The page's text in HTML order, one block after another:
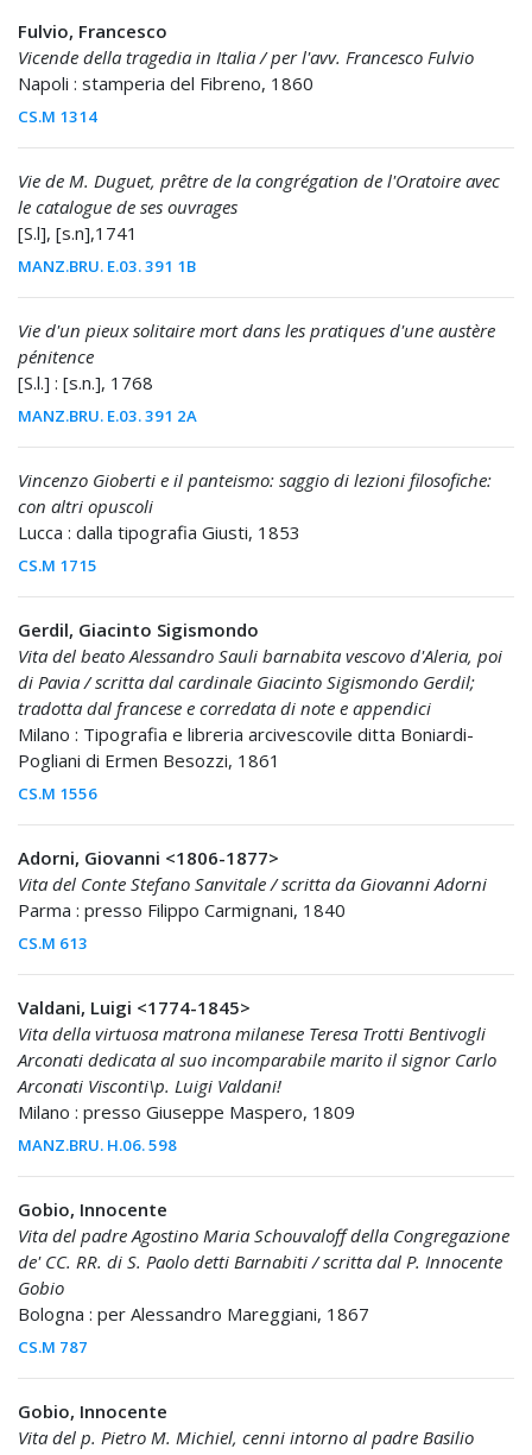
Fulvio, Francesco
Vicende della tragedia in Italia / per l'avv. Francesco Fulvio
Napoli : stamperia del Fibreno, 1860
CS.M 1314
Vie de M. Duguet, prêtre de la congrégation de l'Oratoire avec
le catalogue de ses ouvrages
[S.l], [s.n],1741
MANZ.BRU. E.03. 391 1B
Vie d'un pieux solitaire mort dans les pratiques d'une austère
pénitence
[S.l.] : [s.n.], 1768
MANZ.BRU. E.03. 391 2A
Vincenzo Gioberti e il panteismo: saggio di lezioni filosofiche:
con altri opuscoli
Lucca : dalla tipografia Giusti, 1853
CS.M 1715
Gerdil, Giacinto Sigismondo
Vita del beato Alessandro Sauli barnabita vescovo d'Aleria, poi
di Pavia / scritta dal cardinale Giacinto Sigismondo Gerdil;
tradotta dal francese e corredata di note e appendici
Milano : Tipografia e libreria arcivescovile ditta Boniardi-
Pogliani di Ermen Besozzi, 1861
CS.M 1556
Adorni, Giovanni <1806-1877>
Vita del Conte Stefano Sanvitale / scritta da Giovanni Adorni
Parma : presso Filippo Carmignani, 1840
CS.M 613
Valdani, Luigi <1774-1845>
Vita della virtuosa matrona milanese Teresa Trotti Bentivogli
Arconati dedicata al suo incomparabile marito il signor Carlo
Arconati Visconti\p. Luigi Valdani!
Milano : presso Giuseppe Maspero, 1809
MANZ.BRU. H.06. 598
Gobio, Innocente
Vita del padre Agostino Maria Schouvaloff della Congregazione
de' CC. RR. di S. Paolo detti Barnabiti / scritta dal P. Innocente
Gobio
Bologna : per Alessandro Mareggiani, 1867
CS.M 787
Gobio, Innocente
Vita del p. Pietro M. Michiel, cenni intorno al padre Basilio